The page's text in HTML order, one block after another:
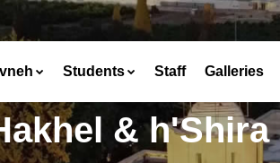
Students Staff Galleries
&